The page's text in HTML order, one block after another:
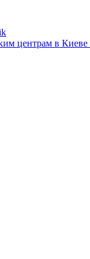
центрам в